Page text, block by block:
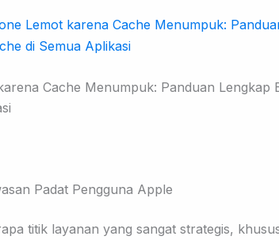
Lemot karena Cache Menumpuk:
di Semua Aplikasi
Padat Pengguna Apple
titik layanan yang sangat strategis,